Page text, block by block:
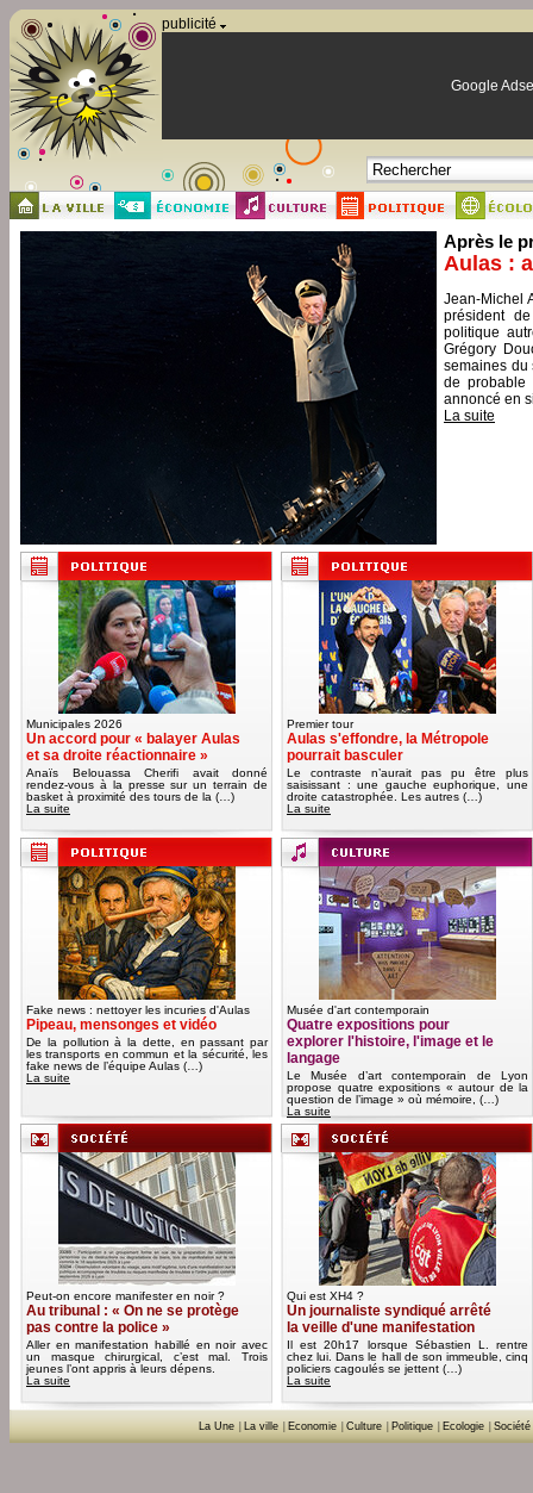
publicité
Google
Après le
Aulas :
Jean-Michel
président
politique
Grégory
semaines du
de probable
annoncé en
La suite
Municipales 2026
Un accord pour « balayer Aulas
et sa droite réactionnaire »
Anaïs Belouassa Cherifi avait donné
rendez-vous à la presse sur un terrain de
basket à proximité des tours de la (…)
La suite
Premier tour
Aulas s'effondre, la Métropole
pourrait basculer
Le contraste n’aurait pas pu être plus
saisissant : une gauche euphorique, une
droite catastrophée. Les autres (…)
La suite
Fake news : nettoyer les incuries d'Aulas
Pipeau, mensonges et vidéo
De la pollution à la dette, en passant par
les transports en commun et la sécurité, les
fake news de l’équipe Aulas (…)
La suite
Musée d'art contemporain
Quatre expositions pour
explorer l'histoire, l'image et le
langage
Le Musée d’art contemporain de Lyon
propose quatre expositions « autour de la
question de l’image » où mémoire, (…)
La suite
Peut-on encore manifester en noir ?
Au tribunal : « On ne se protège
pas contre la police »
Aller en manifestation habillé en noir avec
un masque chirurgical, c’est mal. Trois
jeunes l’ont appris à leurs dépens.
La suite
Qui est XH4 ?
Un journaliste syndiqué arrêté
la veille d'une manifestation
Il est 20h17 lorsque Sébastien L. rentre
chez lui. Dans le hall de son immeuble, cinq
policiers cagoulés se jettent (…)
La suite
La Une La ville Economie Culture Politique Ecologie Société
Panneau de gestion des cookies